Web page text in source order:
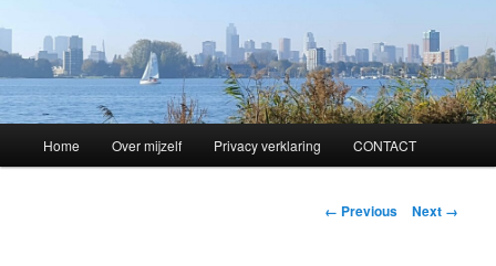
Skip
Home Over mijzelf Privacy verklaring CONTACT
Image
← Previous Next →